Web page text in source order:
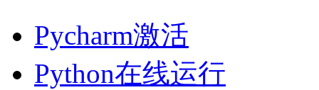
Pycharm激活
Python在线运行